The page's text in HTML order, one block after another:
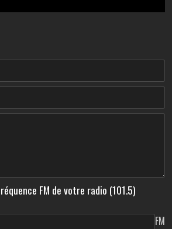
FM de votre radio (101.5)
FM